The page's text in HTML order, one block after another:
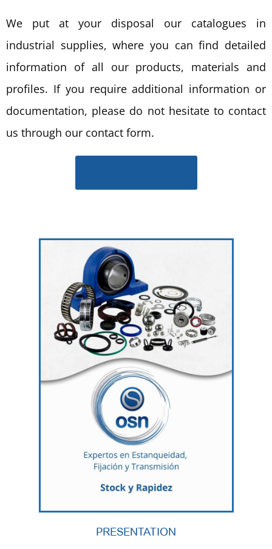
We put at your disposal our catalogues in
industrial supplies, where you can find detailed
information of all our products, materials and
profiles. If you require additional information or
documentation, please do not hesitate to contact
us through our contact form.
PRESENTATION